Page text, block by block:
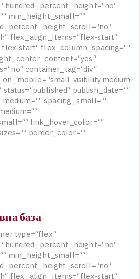
“ hundred percent height=“no“
““ min height small=““
d percent height scroll=“no“
h“ flex align _items=“flex-start“
flex-start“ flex column _spacing=““
ht center_ content=“yes“
s=“no“ container_ tag=“div“
on mobile=“small-visibility,medium-
status=“published“ publish date=““
medium=““ spacing _small=““
edium=““
mall=““ link hover_ color=““
izes=““ border_ color=““
база
ner type=“flex“
“ hundred percent height=“no“
““ min height small=““
d percent height scroll=“no“
h“ flex align _items=“flex-start“